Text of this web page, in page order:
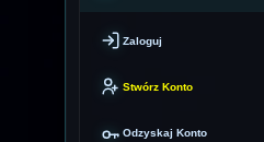
Zaloguj
Stwórz Konto
Odzyskaj Konto